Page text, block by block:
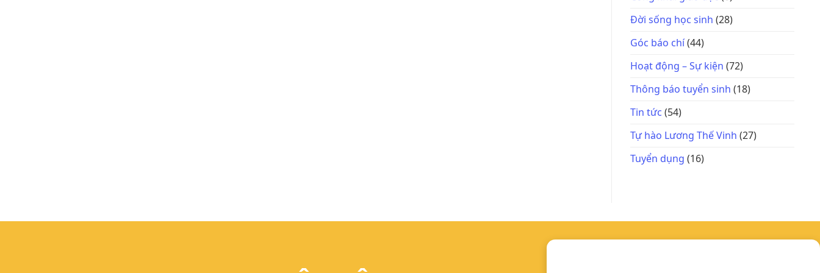
Đời sống học sinh (28)
Góc báo chí(44)
Hoạt động – Sự kiện (72)
Thông báo tuyển sinh (18)
Tin tức (54)
Tự hào Lương Thế Vinh (27)
Tuyển dụng (16)